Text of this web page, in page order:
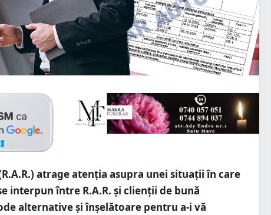
atrage atenția asupra unei situații în care
interpun între R.A.R. și clienții de bună
alternative și înșelătoare pentru a-i vă